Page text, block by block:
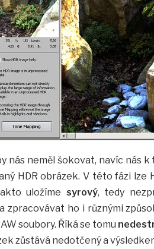
nás neměl šokovat, navíc nás
HDR obrázek. V této fázi lze
uložíme syrový, tedy
zpracovávat ho i různými
soubory. Říká se tomu
zůstává nedotčený a